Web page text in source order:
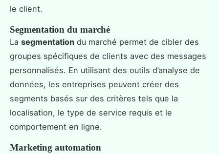
le client.
Segmentation du marché
La segmentation du marché permet de cibler des
groupes spécifiques de clients avec des messages
personnalisés. En utilisant des outils d’analyse de
données, les entreprises peuvent créer des
segments basés sur des critères tels que la
localisation, le type de service requis et le
comportement en ligne.
Marketing automation